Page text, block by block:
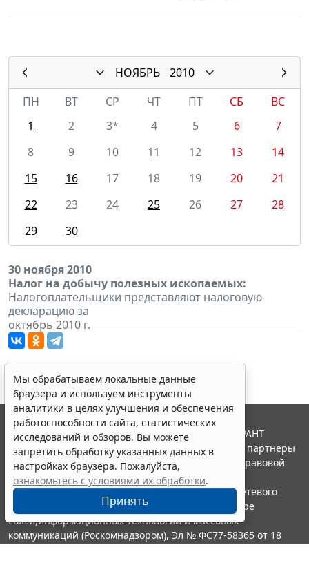
НОЯБРЬ
2010
ПН
ВТ СР ЧТ ПТ СБ
ВС
1
2 3* 4 5 6
7
8
9 10 11 12 13
14
15
16 17 18 19 20
21
22
23 24 25 26 27
28
29
30
30 ноября 2010
Налог на добычу полезных ископаемых:
Налогоплательщики представляют налоговую
декларацию за
октябрь 2010 г.
Мы обрабатываем локальные данные
браузера и используем инструменты
аналитики в целях улучшения и обеспечения
работоспособности сайта, статистических
исследований и обзоров. Вы можете
запретить обработку указанных данных в
настройках браузера. Пожалуйста,
ознакомьтесь с условиями их обработки.
Принять
© ООО "НПП "ГАРАНТ-СЕРВИС", 2026. Система ГАРАНТ
выпускается с 1990 года. Компания "Гарант" и ее партнеры
являются участниками Российской ассоциации правовой
информации ГАРАНТ.
Портал ГАРАНТ.РУ зарегистрирован в качестве сетевого
издания Федеральной службой по надзору в сфере
связи,информационных технологий и массовых
коммуникаций (Роскомнадзором), Эл № ФС77-58365 от 18